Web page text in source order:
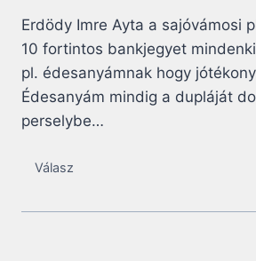
Erdödy Imre Ayta a sajóvámosi
10 fortintos bankjegyet
pl. édesanyámnak hogy
Édesanyám mindig a dupláját
perselybe…
Válasz